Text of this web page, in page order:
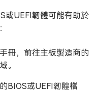
或UEFI韌體可能有助於
冊，前往主板製造商的
。
BIOS或UEFI韌體檔